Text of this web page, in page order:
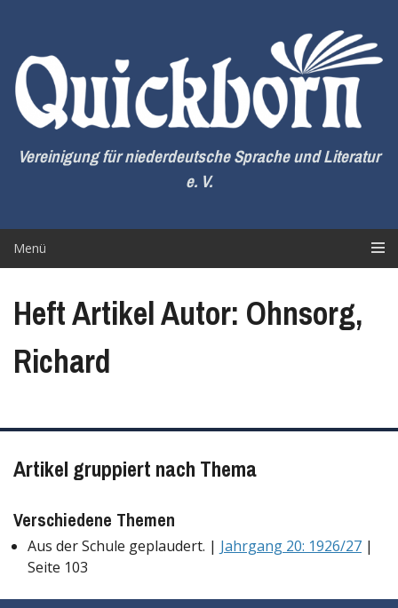
springen
Vereinigung für niederdeutsche Sprache und Literatur
e. V.
Menü
Heft Artikel Autor: Ohnsorg,
Richard
Artikel gruppiert nach Thema
Verschiedene Themen
Aus der Schule geplaudert. | Jahrgang 20: 1926/27 |
Seite 103